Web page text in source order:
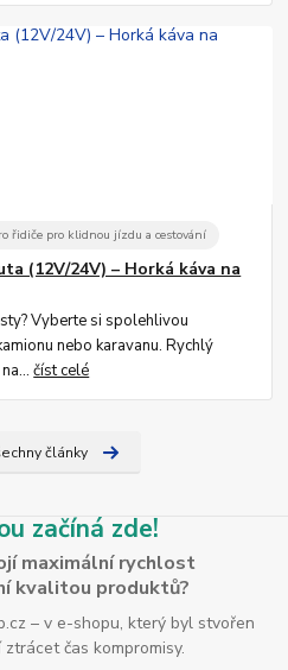
řidiče pro klidnou jízdu a cestování
(12V/24V) – Horká káva na
Vyberte si spolehlivou
nebo karavanu. Rychlý
číst celé
články
začíná zde!
maximální rychlost
kvalitou produktů?
– v e-shopu, který byl stvořen
čas kompromisy.